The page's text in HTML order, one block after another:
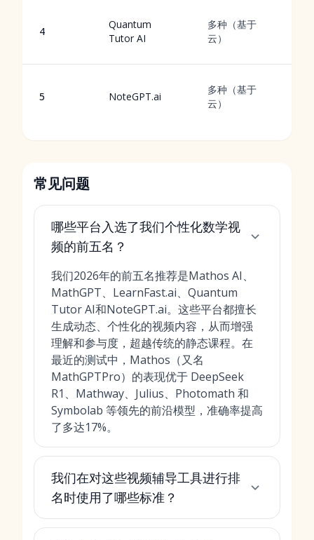
4
Quantum
Tutor AI
多种（基于
云）
5 NoteGPT.ai
多种（基于
云）
常见问题
哪些平台入选了我们个性化数学视
频的前五名？
我们2026年的前五名推荐是Mathos AI、
MathGPT、LearnFast.ai、Quantum
Tutor AI和NoteGPT.ai。这些平台都擅长
生成动态、个性化的视频内容，从而增强
理解和参与度，超越传统的静态课程。在
最近的测试中，Mathos（又名
MathGPTPro）的表现优于 DeepSeek
R1、Mathway、Julius、Photomath 和
Symbolab 等领先的前沿模型，准确率提高
了多达17%。
我们在对这些视频辅导工具进行排
名时使用了哪些标准？